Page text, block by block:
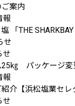
案内
報
「THE
せ
せ
25㎏ パッケージ変
報
介【浜松塩業セレ
せ